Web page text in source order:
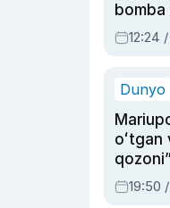
bomba
12:24
Dunyo
oʻtgan
19:50